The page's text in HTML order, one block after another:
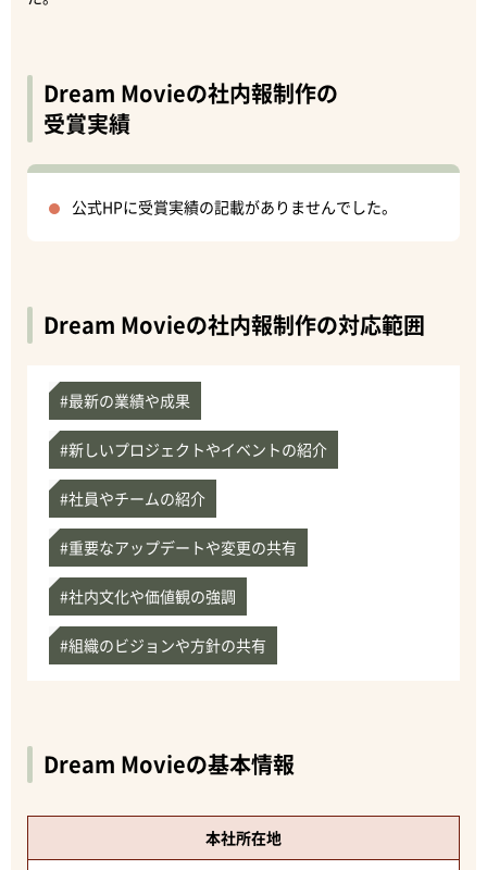
Dream Movieの社内報制作の
受賞実績
公式HPに受賞実績の記載がありませんでした。
Dream Movieの社内報制作の対応範囲
#最新の業績や成果
#新しいプロジェクトやイベントの紹介
#社員やチームの紹介
#重要なアップデートや変更の共有
#社内文化や価値観の強調
#組織のビジョンや方針の共有
Dream Movieの基本情報
本社所在地